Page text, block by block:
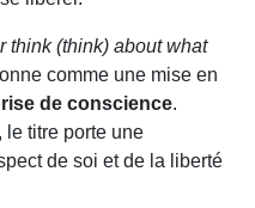
think (think) about what
comme une mise en
de conscience.
le titre porte une
de soi et de la liberté